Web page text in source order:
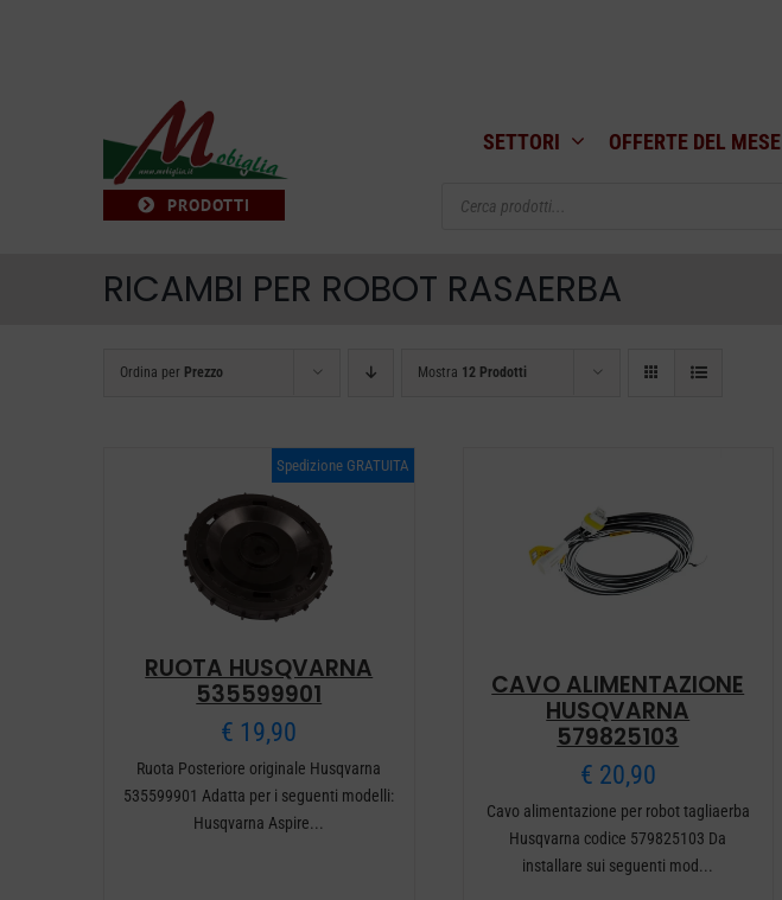
PRODOTTI
SETTORI OFFERTE DEL MESE
search
RICAMBI PER ROBOT RASAERBA
Ordina per Prezzo Mostra 12 Prodotti
Spedizione GRATUITA
RUOTA HUSQVARNA
535599901
€ 19,90
Ruota Posteriore originale Husqvarna
535599901 Adatta per i seguenti modelli:
Husqvarna Aspire...
CAVO ALIMENTAZIONE
HUSQVARNA
579825103
€ 20,90
Cavo alimentazione per robot tagliaerba
Husqvarna codice 579825103 Da
installare sui seguenti mod...